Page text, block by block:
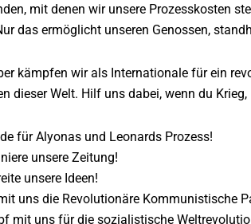
mit denen wir unsere Prozesskosten
das ermöglicht unseren Genossen,
kämpfen wir als Internationale für ein
dieser Welt. Hilf uns dabei, wenn du
für Alyonas und Leonards Prozess!
unsere Zeitung!
unsere Ideen!
uns die Revolutionäre Kommunistische
mit uns für die sozialistische